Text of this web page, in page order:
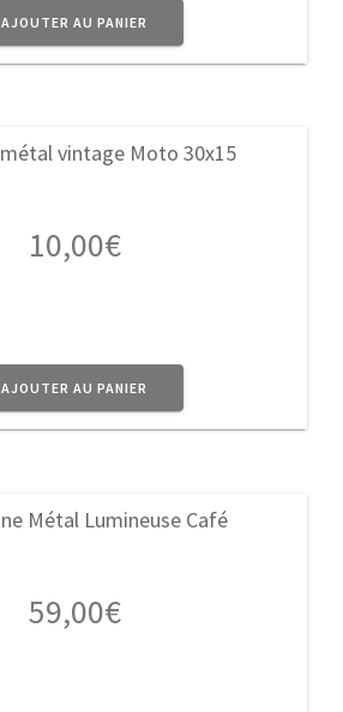
AJOUTER AU PANIER
10,00€
AJOUTER AU PANIER
59,00€